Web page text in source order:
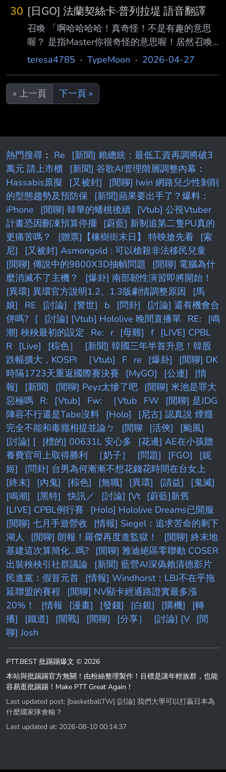
30 [日GO] 法蘭契絲卡·普列拉堤 語音翻譯
召喚 「啊哈哈哈哈！真奇怪！不是有趣的意思
喔？ 是指Master你很奇怪的意思喔！居然召喚
我，是不是瘋了啊？ 呵呵呵，首先先從迦勒底
何？逃·亡·吧！ 雖然是騙人的啦！」 強化 等級
提升1 「好厲害！好厲害！感覺小腸跟肺都要打
這樣好嗎？等我靈基升到最強的瞬間，說不定就
會背叛Master，把你打的東倒西歪喔—？」 等
級提升3 「居然讓我變得更強，Master是打算做
什麼啊—？
teresa4785 · TypeMoon · 2026-04-27
« 上一頁 下一頁 »
熱門搜尋 ： Re
[新聞] 賴總統：最低工資再調將破3
萬元 請上市櫃
[新聞] 谷歌AI管理階層調整內幕：
Hassabis原擬
[又被封]
[閒聊] Iwin 網路兒少性剝削
的型態趨勢及預防保
[新聞]蘋果要出手了？爆料：
iPhone
[閒聊] 韓華的蟠桃後續
[Vtub] 公視Vtuber
計畫恐因刪凍預算停擺
[蔚藍] 新制追第二隻PU真的
更痛苦嗎？
[贈票]【橡樹街末日】 特映搶先看
[索
尼]
[又被封] Asmongold : 可以槍殺非法移民兒童
[閒聊] 傳說中的9800X3D抽幀問題
[閒聊] 電腦為什
麼消滅不了主機？
[爆卦] 南部韌性演習即將開始！
[異環] 異環官方說明1.2、1.3版劇情調整原因
[馬
娘]
RE [討論] [警世] b [問卦]
[討論] 還有機會合
併嗎?
[ [討論] [Vtub] Hololive 晚間直播單 RE:
[鳴
潮] 秧秧最初的設定
Re: r [母雞] f
[LIVE] CPBL
R
[Live] [棕色］
[新聞] 韓國三年半首升息！韓股
跌幅擴大，KOSPI
［Vtub] F re [爆卦]
[閒聊] DK
時隔1723天重返國際賽決賽
[MyGO] [公連]
[情
報]
[新聞] [閒聊] Peyz太慘了吧
[閒聊] 米池是罪大
惡極嗎 R: [Vtub] Fw: ［Vtub FW
[閒聊] 是JDG
陣容不行還是Tabe沒料
[Holo]
[尼古] 認真說 煙癮
完全不能和毒癮相提並論ㄅ
[閒聊 [活俠]
[颱風]
[討論] [
[標的] 00631L 安心多
[花邊] AE在小孩贍
養費官司上取得勝利
［奶子］ [問題] [FGO]
[妮
姬]
[問卦] 台男為何漸漸不想花錢花時間在台女上
[終末]
[內鬼] [棕色] [無職] [異環] [請益]
[鬼滅]
[鳴潮]
[黑特] 快訊／ [討論] [Vt
[蔚藍]新舊
[LIVE] CPBL例行賽
[Holo] Hololive Dreams已開服
[閒聊] 七月手遊營收
[情報] Siegel：追求苦命的剩下
湖人
[閒聊] 朗報！羅傑再度進監獄！
[閒聊] 終末地
基建這次算簡化...嗎?
[閒聊] 雅迪絕區零聯動 COSER
出裝秧秧引社群議論
[新聞] 藍營AI深偽賴清德影片
民進黨：假冒元首
[情報] Windhorst：LBJ不在乎拖
延聯盟的賽程
[閒聊] NV顯卡經通路證實最多漲
20%！
[情報 [漫畫] [發錢] [白銀] [購機]
[轉
播]
[鐵道] [開戰] [閒聊] [分享］ [討論] [V
[閒
聊] Josh
PTT.BEST 批踢踢爆文 © 2026
本站與批踢踢官方無關！由粉絲整理製作！目標是讓年輕族群，也能
容易逛批踢踢！Make PTT Great Again！
Last updated post: [basketballTW] [討論] 我們大學可以打贏日本為
什麼國家隊會輸？
Last updated at: 2026-08-10 00:14:37